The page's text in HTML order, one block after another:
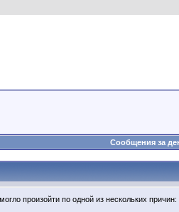
Сообщения за
произойти по одной из нескольких причин: